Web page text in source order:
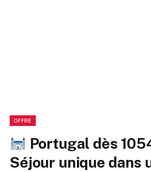
OFFRE
Portugal dès
Séjour unique dans